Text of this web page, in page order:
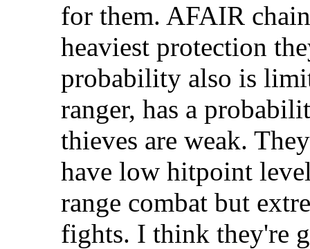
for them. AFAIR
heaviest protection
probability also is
ranger, has a
thieves are weak.
have low hitpoint
range combat but
fights. I think they're